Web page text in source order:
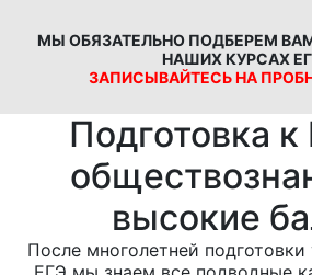
МЫ ОБЯЗАТЕЛЬНО ПОДБЕРЕМ
НАШИХ КУРСАХ
ЗАПИСЫВАЙТЕСЬ НА
Подготовка к
высокие
После многолетней подготовки